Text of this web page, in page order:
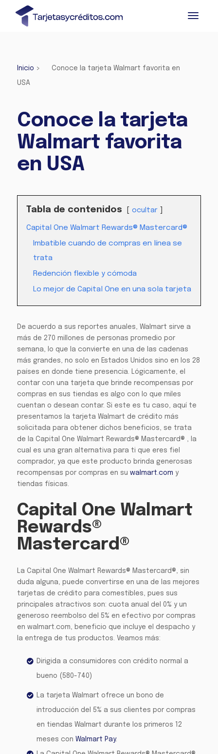
Inicio > Conoce la tarjeta Walmart favorita en
USA
Conoce la tarjeta
Walmart favorita
en USA
Tabla de contenidos ocultar
Capital One Walmart Rewards® Mastercard®
Imbatible cuando de compras en línea se
trata
Redención flexible y cómoda
Lo mejor de Capital One en una sola tarjeta
De acuerdo a sus reportes anuales, Walmart sirve a
más de 270 millones de personas promedio por
semana, lo que la convierte en una de las cadenas
más grandes, no solo en Estados Unidos sino en los 28
países en donde tiene presencia. Lógicamente, el
contar con una tarjeta que brinde recompensas por
compras en sus tiendas es algo con lo que miles
cuentan o desean contar. Si este es tu caso, aquí te
presentamos la tarjeta Walmart de crédito más
solicitada para obtener dichos beneficios, se trata
de la Capital One Walmart Rewards® Mastercard® , la
cual es una gran alternativa para ti que eres fiel
comprador, ya que este producto brinda generosas
recompensas por compras en su walmart.com y
tiendas físicas.
Capital One Walmart
Rewards®
Mastercard®
La Capital One Walmart Rewards® Mastercard®, sin
duda alguna, puede convertirse en una de las mejores
tarjetas de crédito para comestibles, pues sus
principales atractivos son: cuota anual del 0% y un
generoso reembolso del 5% en efectivo por compras
en walmart.com, beneficio que incluye el despacho y
la entrega de tus productos. Veamos más:
Dirigida a consumidores con crédito normal a
bueno (580-740)
La tarjeta Walmart ofrece un bono de
introducción del 5% a sus clientes por compras
en tiendas Walmart durante los primeros 12
meses con Walmart Pay.